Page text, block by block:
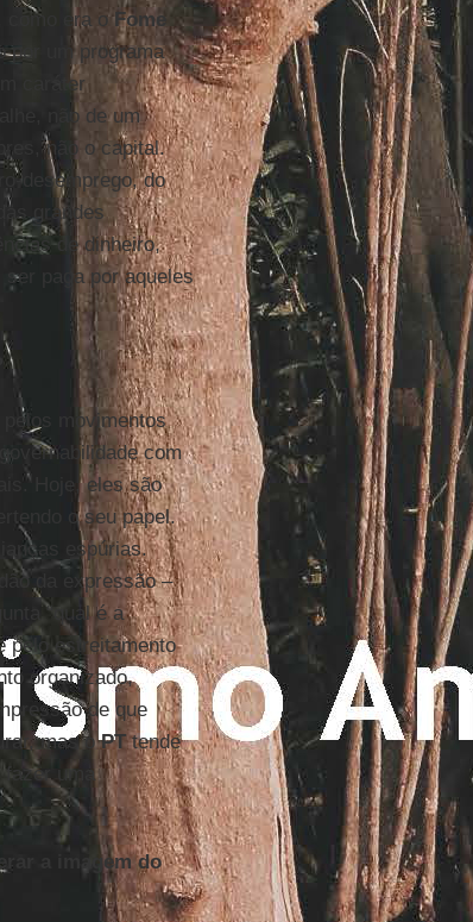
como era oFome
por um programa
caráter
não de um
não o capital.
desemprego, do
grandes
de dinheiro,
paga por aqueles
movimentos
com
Hoje, eles são
o seu papel.
espúrias.
da expressão –
“qual é a
pelo estreitamento
organizado,
de que
mas oPTtende
fazer uma
a imagem do